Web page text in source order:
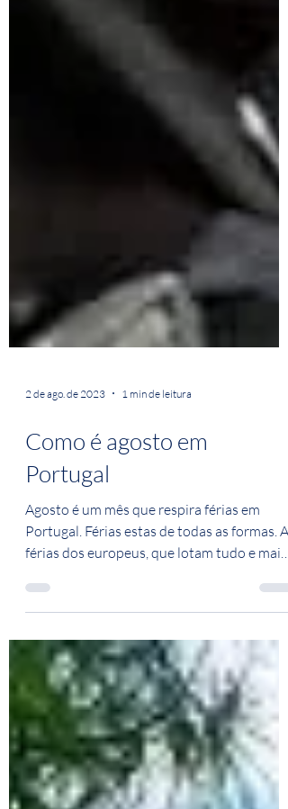
2 de ago. de 2023 1 min de leitura
Como é agosto em
Portugal
Agosto é um mês que respira férias em
férias dos europeus, que lotam tudo e mais
um pouco e...